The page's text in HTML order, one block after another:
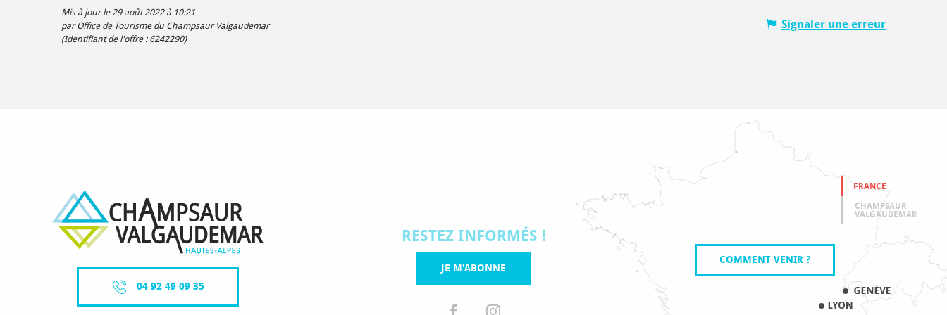
Mis à jour le 29 août 2022 à 10:21
par Office de Tourisme du Champsaur Valgaudemar
(Identifiant de l'offre : 6242290)
Signaler une erreur
04 92 49 09 35
RESTEZ INFORMÉS !
JE M'ABONNE
FRANCE
CHAMPSAUR
VALGAUDEMAR
COMMENT VENIR ?